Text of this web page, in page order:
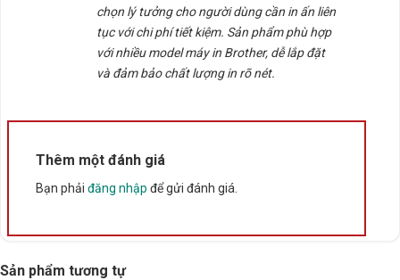
chọn lý tưởng cho người dùng cần in ấn liên
tục với chi phí tiết kiệm. Sản phẩm phù hợp
với nhiều model máy in Brother, dễ lắp đặt
và đảm bảo chất lượng in rõ nét.
Thêm một đánh giá
Bạn phải đăng nhập để gửi đánh giá.
Sản phẩm tương tự